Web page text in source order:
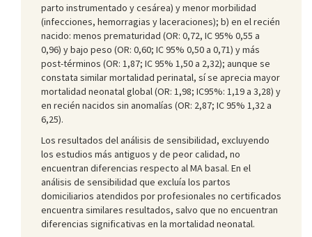
parto instrumentado y cesárea) y menor morbilidad
(infecciones, hemorragias y laceraciones); b) en el recién
nacido: menos prematuridad (OR: 0,72, IC 95% 0,55 a
0,96) y bajo peso (OR: 0,60; IC 95% 0,50 a 0,71) y más
post-términos (OR: 1,87; IC 95% 1,50 a 2,32); aunque se
constata similar mortalidad perinatal, sí se aprecia mayor
mortalidad neonatal global (OR: 1,98; IC95%: 1,19 a 3,28) y
en recién nacidos sin anomalías (OR: 2,87; IC 95% 1,32 a
6,25).
Los resultados del análisis de sensibilidad, excluyendo
los estudios más antiguos y de peor calidad, no
encuentran diferencias respecto al MA basal. En el
análisis de sensibilidad que excluía los partos
domiciliarios atendidos por profesionales no certificados
encuentra similares resultados, salvo que no encuentran
diferencias significativas en la mortalidad neonatal.